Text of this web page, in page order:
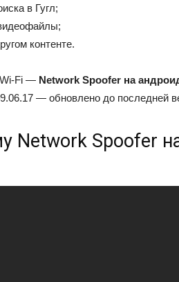
в Гугл;
контенте.
Fi — Network Spoofer на
— обновлено до последней
Network Spoofer